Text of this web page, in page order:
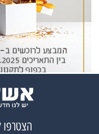
הצטרפו